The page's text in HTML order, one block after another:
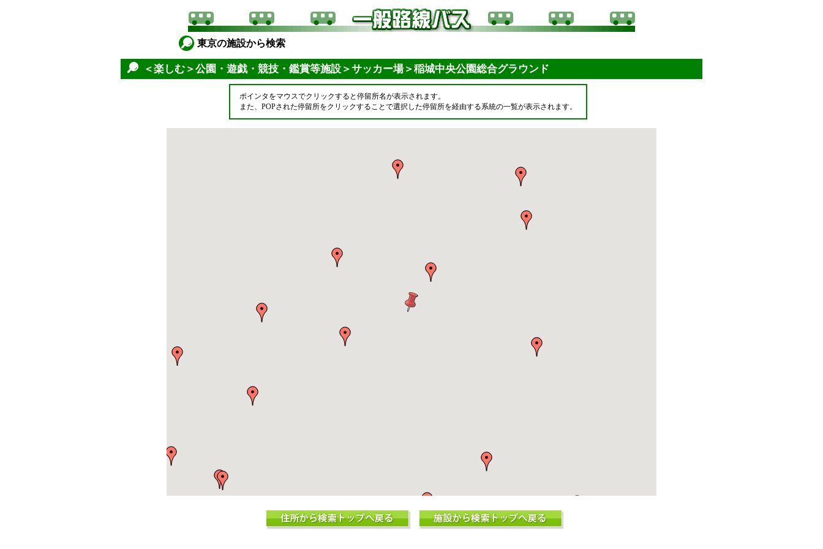
東京の施設から検索
＜楽しむ＞公園・遊戯・競技・鑑賞等施設＞サッカー場＞稲城中央公園総合グラウンド
ポインタをマウスでクリックすると停留所名が表示されます。
また、POPされた停留所をクリックすることで選択した停留所を経由する系統の一覧が表示されます。